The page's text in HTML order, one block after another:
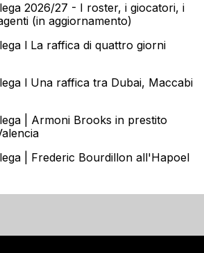
2026/27 - I roster, i giocatori, i
(in aggiornamento)
l La raffica di quattro giorni
l Una raffica tra Dubai, Maccabi
| Armoni Brooks in prestito
| Frederic Bourdillon all'Hapoel